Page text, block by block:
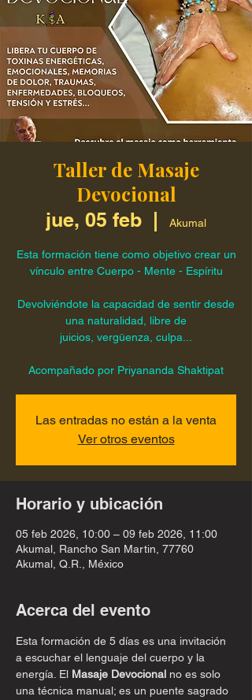
Taller de Masaje
Devocional
jue, 05 feb
  |
Akumal
Esta formación tiene como objetivo crear un
vínculo entre Cuerpo - Mente - Espíritu
Devolviéndote la capacidad de sentir desde
una naturalidad, libre de
juicios, vergüenza, culpa...
Acompañado por Priyananda Shaktipat
Las entradas no están a la venta
Ver otros eventos
Horario y ubicación
05 feb 2026, 10:00 – 09 feb 2026, 11:00
Akumal, Rancho San Martin, 77760
Akumal, Q.R., México
Acerca del evento
Esta formación de 5 días es una invitación
a escuchar el lenguaje del cuerpo y la
energía. El Masaje Devocional no es solo
una técnica manual; es un puente sagrado